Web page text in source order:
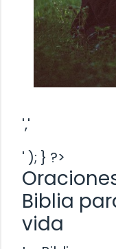
','
' ); } ?>
Biblia
vida